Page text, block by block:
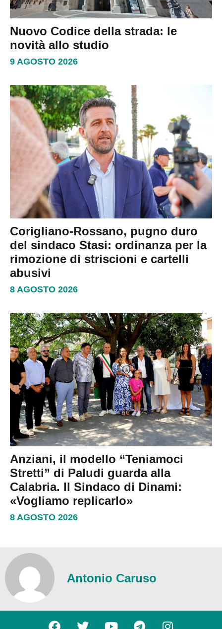
Nuovo Codice della strada: le
novità allo studio
9 AGOSTO 2026
Corigliano-Rossano, pugno duro
del sindaco Stasi: ordinanza per la
rimozione di striscioni e cartelli
abusivi
8 AGOSTO 2026
Anziani, il modello “Teniamoci
Stretti” di Paludi guarda alla
Calabria. Il Sindaco di Dinami:
«Vogliamo replicarlo»
8 AGOSTO 2026
Antonio Caruso